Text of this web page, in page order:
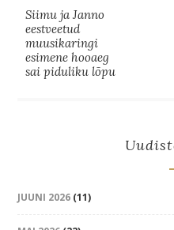
Siimu ja Janno
eestveetud
muusikaringi
esimene hooaeg
sai piduliku lõpu
JUUNI 2026 (11)